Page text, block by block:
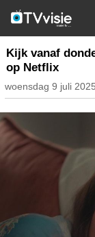
streaming
Kijk vanaf
op Netflix
woensdag 9 juli 2025